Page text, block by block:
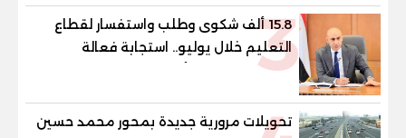
315.8 ألف شكوى وطلب واستفسار لقطاع
التعليم خلال يوليو.. استجابة فعالة
لشكاوى الطلاب وأولياء الأمور
تحويلات مرورية جديدة بمحور محمد حسين